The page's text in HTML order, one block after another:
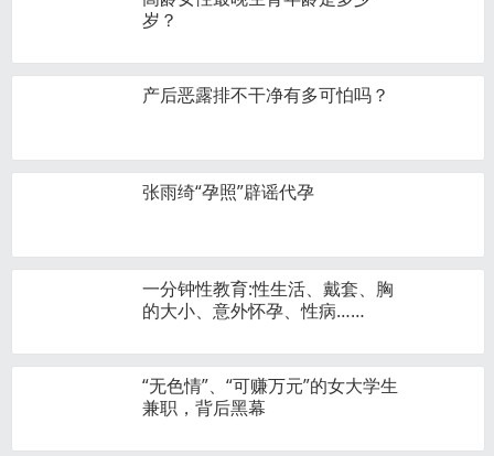
岁？
产后恶露排不干净有多可怕吗？
张雨绮“孕照”辟谣代孕
一分钟性教育:性生活、戴套、胸
的大小、意外怀孕、性病……
“无色情”、“可赚万元”的女大学生
兼职，背后黑幕